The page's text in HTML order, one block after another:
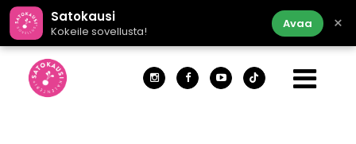
Satokausi
Kokeile sovellusta!
Avaa ×